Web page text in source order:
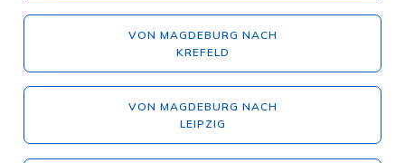
VON MAGDEBURG NACH
KREFELD
VON MAGDEBURG NACH
LEIPZIG